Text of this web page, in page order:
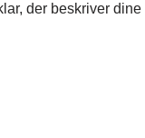
der beskriver dine